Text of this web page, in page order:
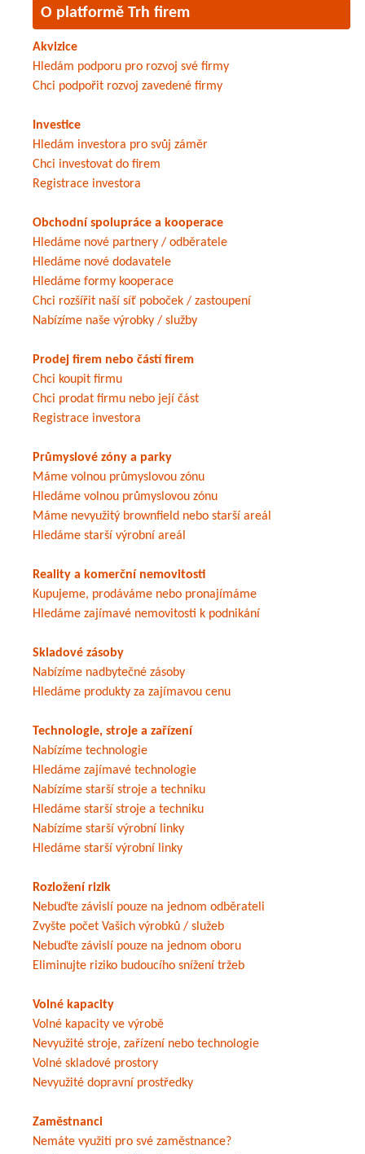
O platformě Trh firem
Akvizice
Hledám podporu pro rozvoj své firmy
Chci podpořit rozvoj zavedené firmy
Investice
Hledám investora pro svůj záměr
Chci investovat do firem
Registrace investora
Obchodní spolupráce a kooperace
Hledáme nové partnery / odběratele
Hledáme nové dodavatele
Hledáme formy kooperace
Chci rozšířit naší síť poboček / zastoupení
Nabízíme naše výrobky / služby
Prodej firem nebo částí firem
Chci koupit firmu
Chci prodat firmu nebo její část
Registrace investora
Průmyslové zóny a parky
Máme volnou průmyslovou zónu
Hledáme volnou průmyslovou zónu
Máme nevyužitý brownfield nebo starší areál
Hledáme starší výrobní areál
Reality a komerční nemovitosti
Kupujeme, prodáváme nebo pronajímáme
Hledáme zajímavé nemovitosti k podnikání
Skladové zásoby
Nabízíme nadbytečné zásoby
Hledáme produkty za zajímavou cenu
Technologie, stroje a zařízení
Nabízíme technologie
Hledáme zajímavé technologie
Nabízíme starší stroje a techniku
Hledáme starší stroje a techniku
Nabízíme starší výrobní linky
Hledáme starší výrobní linky
Rozložení rizik
Nebuďte závislí pouze na jednom odběrateli
Zvyšte počet Vašich výrobků / služeb
Nebuďte závislí pouze na jednom oboru
Eliminujte riziko budoucího snížení tržeb
Volné kapacity
Volné kapacity ve výrobě
Nevyužité stroje, zařízení nebo technologie
Volné skladové prostory
Nevyužité dopravní prostředky
Zaměstnanci
Nemáte využití pro své zaměstnance?